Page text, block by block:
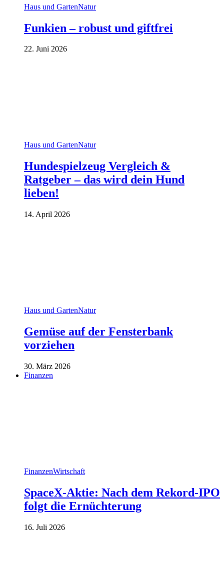
Haus und GartenNatur
Funkien – robust und giftfrei
22. Juni 2026
Haus und GartenNatur
Hundespielzeug Vergleich &
Ratgeber – das wird dein Hund
lieben!
14. April 2026
Haus und GartenNatur
Gemüse auf der Fensterbank
vorziehen
30. März 2026
Finanzen
FinanzenWirtschaft
SpaceX-Aktie: Nach dem Rekord-IPO
folgt die Ernüchterung
16. Juli 2026